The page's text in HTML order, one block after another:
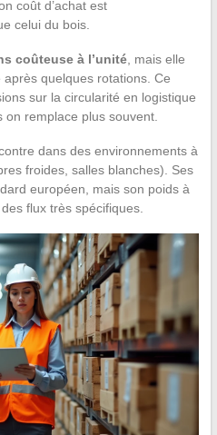
coût d’achat est
celui du bois.
coûteuse à l’unité, mais elle
quelques rotations. Ce
sur la circularité en logistique
on remplace plus souvent.
dans des environnements à
froides, salles blanches). Ses
européen, mais son poids à
flux très spécifiques.